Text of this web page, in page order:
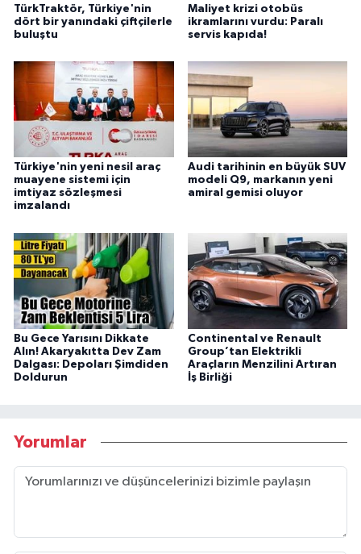
TürkTraktör, Türkiye'nin
dört bir yanındaki çiftçilerle
buluştu
Maliyet krizi otobüs
ikramlarını vurdu: Paralı
servis kapıda!
Türkiye'nin yeni nesil araç
muayene sistemi için
imtiyaz sözleşmesi
imzalandı
Audi tarihinin en büyük SUV
modeli Q9, markanın yeni
amiral gemisi oluyor
Bu Gece Yarısını Dikkate
Alın! Akaryakıtta Dev Zam
Dalgası: Depoları Şimdiden
Doldurun
Continental ve Renault
Group’tan Elektrikli
Araçların Menzilini Artıran
İş Birliği
Yorumlar